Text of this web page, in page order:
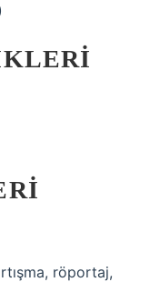
röportaj,